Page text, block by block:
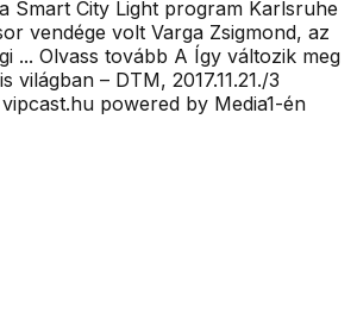
Smart City Light program Karlsruhe
vendége volt Varga Zsigmond, az
... Olvass tovább A Így változik meg
világban – DTM, 2017.11.21./3
powered by Media1-én